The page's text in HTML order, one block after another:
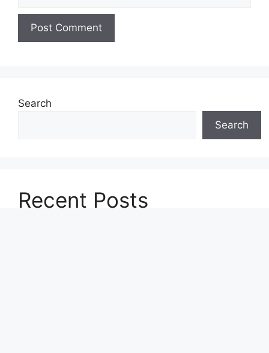
Search
Search
Recent Posts